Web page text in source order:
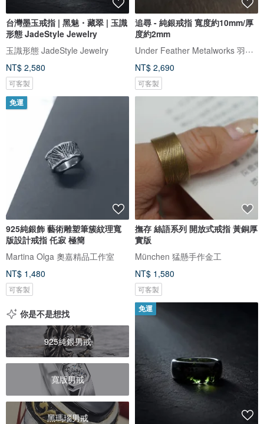
台灣墨玉戒指 | 黑魅・藏翠 | 玉識
形態 JadeStyle Jewelry
玉識形態 JadeStyle Jewelry
NT$ 2,580
可客製
追尋 - 純銀戒指 寬度約10mm/厚
度約2mm
Under Feather Metalworks 羽下金工
NT$ 2,690
可客製
免運
925純銀飾 藝術雕塑筆簇紋理寬
版設計戒指 仛寂 極簡
Martina Olga 奧嘉精品工作室
NT$ 1,480
可客製
撫存 絲語系列 開放式戒指 黃銅厚
實版
München 猛懸手作金工
NT$ 1,580
可客製
你是不是想找
925純銀男戒
寬版男戒
黑瑪瑙男戒
免運